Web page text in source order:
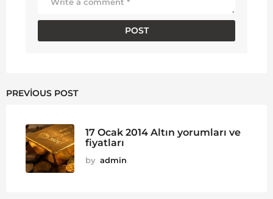
PREVIOUS POST
17 Ocak 2014 Altın yorumları ve
fiyatları
by admin